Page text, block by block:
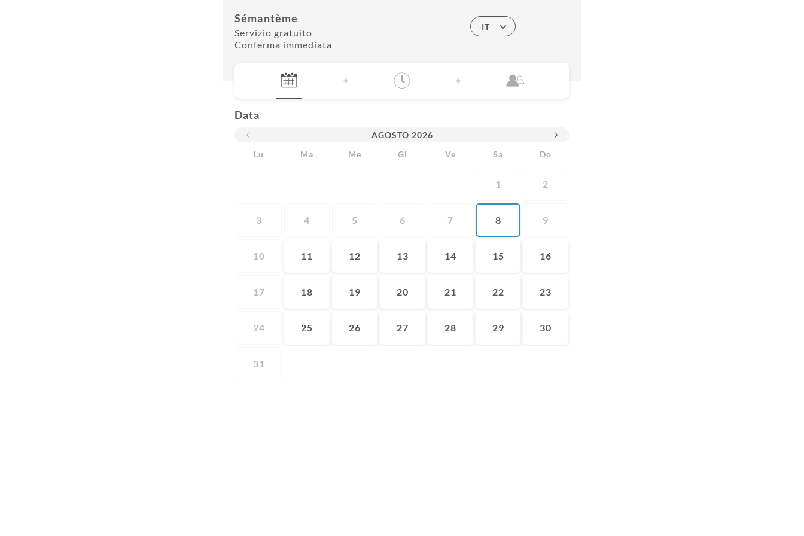
Sémantème
Servizio gratuito
Conferma immediata
IT
Data
AGOSTO 2026
Lu
Ma Me Gi Ve Sa Do
1 2
3 4 5 6 7 8 9
10 11 12 13 14 15 16
17 18 19 20 21 22 23
24 25 26 27 28 29 30
31